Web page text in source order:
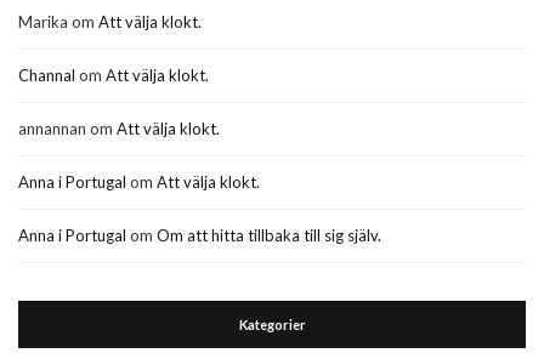
Marika om Att välja klokt.
Channal om Att välja klokt.
annannan om Att välja klokt.
Anna i Portugal om Att välja klokt.
Anna i Portugal om Om att hitta tillbaka till sig själv.
Kategorier